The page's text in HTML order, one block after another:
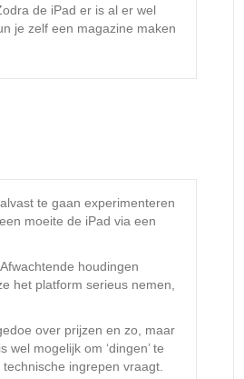
de iPad er is al er wel
je zelf een magazine maken
te gaan experimenteren
moeite de iPad via een
houdingen
het platform serieus nemen,
over prijzen en zo, maar
mogelijk om ‘dingen’ te
ingrepen vraagt.